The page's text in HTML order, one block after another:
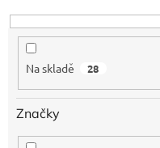
u
Na skladě 28
Značky